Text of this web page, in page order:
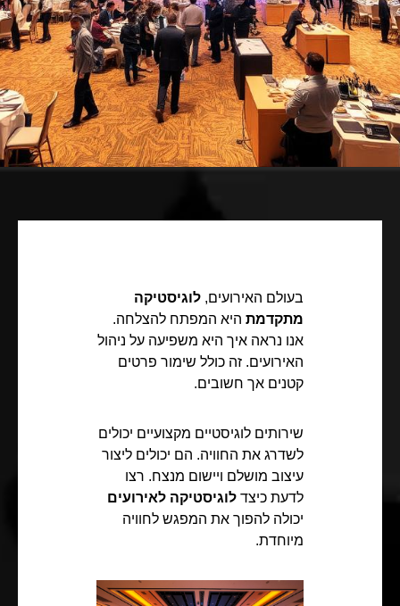
בעולם האירועים, לוגיסטיקה
מתקדמת היא המפתח להצלחה.
אנו נראה איך היא משפיעה על ניהול
האירועים. זה כולל שימור פרטים
קטנים אך חשובים.
שירותים לוגיסטיים מקצועיים יכולים
לשדרג את החוויה. הם יכולים ליצור
עיצוב מושלם ויישום מנצח. רצו
לדעת כיצד לוגיסטיקה לאירועים
יכולה להפוך את המפגש לחוויה
מיוחדת.